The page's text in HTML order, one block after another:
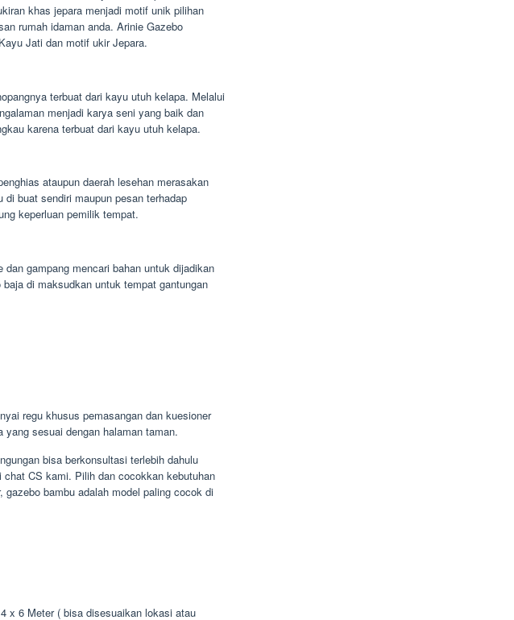
khas jepara menjadi motif unik pilihan
rumah idaman anda. Arinie Gazebo
Jati dan motif ukir Jepara.
terbuat dari kayu utuh kelapa. Melalui
menjadi karya seni yang baik dan
karena terbuat dari kayu utuh kelapa.
ataupun daerah lesehan merasakan
buat sendiri maupun pesan terhadap
keperluan pemilik tempat.
gampang mencari bahan untuk dijadikan
di maksudkan untuk tempat gantungan
regu khusus pemasangan dan kuesioner
sesuai dengan halaman taman.
bisa berkonsultasi terlebih dahulu
CS kami. Pilih dan cocokkan kebutuhan
bambu adalah model paling cocok di
x 6 Meter ( bisa disesuaikan lokasi atau